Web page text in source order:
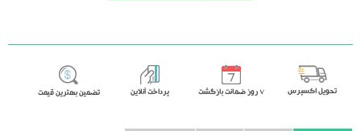
تحویل اکسپرس ٧ روز ضمانت بازگشت پرداخت آنلاین تضمین بهترین قیمت